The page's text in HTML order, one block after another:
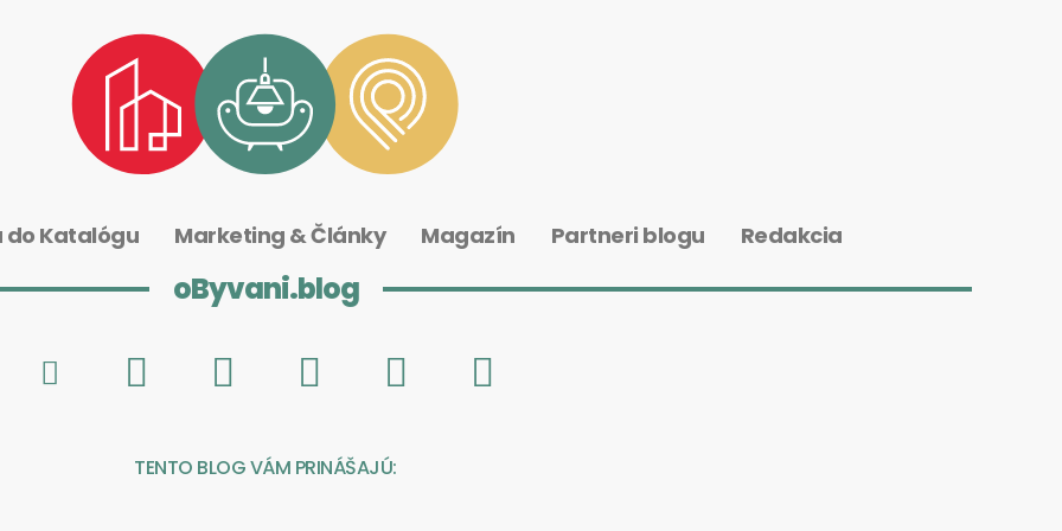
do Katalógu Marketing & Články Magazín Partneri blogu Redakcia
oByvani.blog
TENTO BLOG VÁM PRINÁŠAJÚ: